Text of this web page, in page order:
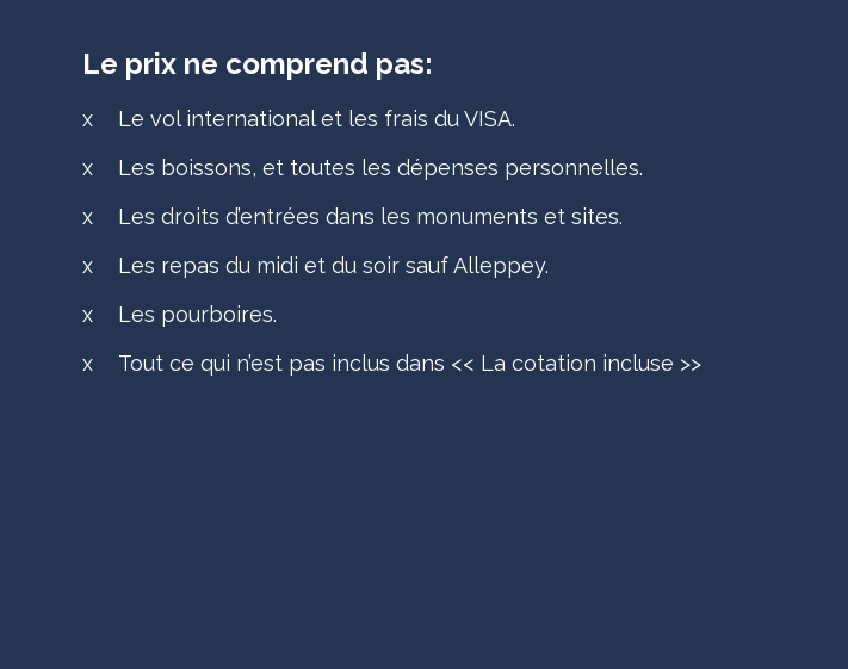
Le prix ne comprend pas:
x
Le vol international et les frais du VISA.
x
Les boissons, et toutes les dépenses personnelles.
x
Les droits d’entrées dans les monuments et sites.
x
Les repas du midi et du soir sauf Alleppey.
x
Les pourboires.
x
Tout ce qui n’est pas inclus dans << La cotation incluse >>